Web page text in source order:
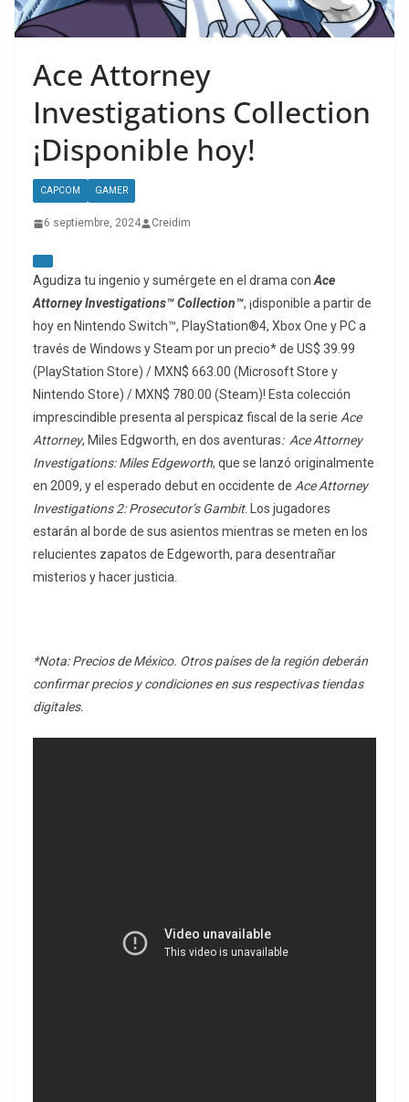
Ace Attorney
Investigations Collection
¡Disponible hoy!
CAPCOM GAMER
6 septiembre, 2024 Creidim
Agudiza tu ingenio y sumérgete en el drama con Ace
Attorney Investigations™ Collection™, ¡disponible a partir de
hoy en Nintendo Switch™, PlayStation®4, Xbox One y PC a
través de Windows y Steam por un precio* de US$ 39.99
(PlayStation Store) / MXN$ 663.00 (Microsoft Store y
Nintendo Store) / MXN$ 780.00 (Steam)! Esta colección
imprescindible presenta al perspicaz fiscal de la serie Ace
Attorney, Miles Edgworth, en dos aventuras: Ace Attorney
Investigations: Miles Edgeworth, que se lanzó originalmente
en 2009, y el esperado debut en occidente de Ace Attorney
Investigations 2: Prosecutor’s Gambit. Los jugadores
estarán al borde de sus asientos mientras se meten en los
relucientes zapatos de Edgeworth, para desentrañar
misterios y hacer justicia.
*Nota: Precios de México. Otros países de la región deberán
confirmar precios y condiciones en sus respectivas tiendas
digitales.